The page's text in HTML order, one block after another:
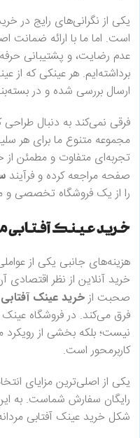
یکی از نگرانی‌های رایج در
است. اما ما با ارائه ضمانت
عدم رضایت، و پشتیبانی
برداشته‌ایم. هر عینکی که
ارسال بررسی شده و در
فرقی نمی‌کند به دنبال
مجموعه متنوع ما برای هر
تجربه‌ای متفاوت و مطمئن از
صفحه مراجعه کرده و فرآیند
را از یک فروشگاه تخصصی و
خرید عینک آفتابی
هزینه‌های جانبی یکی از
خرید آنلاین از نظر اقتصادی
صحبت ازخرید عینک آفتابی
فرق می‌کند. در فروشگاه عینک
نیست؛ بلکه بخشی از رویکرد
کاربرمحور است.
یکی از اصلی‌ترین مزایای
رایگان سفارش شماست. به
شکل خرید عینک آفتابی